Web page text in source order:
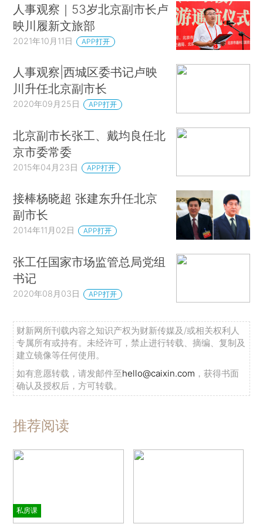
人事观察｜53岁北京副市长卢
映川履新文旅部
2021年10月11日 APP打开
人事观察|西城区委书记卢映
川升任北京副市长
2020年09月25日 APP打开
北京副市长张工、戴均良任北
京市委常委
2015年04月23日 APP打开
接棒杨晓超 张建东升任北京
副市长
2014年11月02日 APP打开
张工任国家市场监管总局党组
书记
2020年08月03日 APP打开
财新网所刊载内容之知识产权为财新传媒及/或相关权利人
专属所有或持有。未经许可，禁止进行转载、摘编、复制及
建立镜像等任何使用。
如有意愿转载，请发邮件至hello@caixin.com ，获得书面
确认及授权后，方可转载。
推荐阅读
私房课